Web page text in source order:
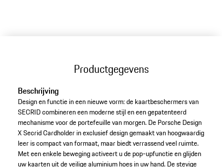
Productgegevens
Beschrijving
Design en functie in een nieuwe vorm: de kaartbeschermers van
SECRID combineren een moderne stijl en een gepatenteerd
mechanisme voor de portefeuille van morgen. De Porsche Design
X Secrid Cardholder in exclusief design gemaakt van hoogwaardig
leer is compact van formaat, maar biedt verrassend veel ruimte.
Met een enkele beweging activeert u de pop-upfunctie en glijden
uw kaarten uit de veilige aluminium hoes in uw hand. De stevige